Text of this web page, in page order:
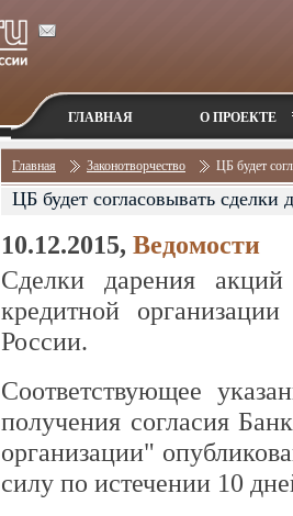
ГЛАВНАЯ О ПРОЕКТЕ
Главная Законотворчество ЦБ будет
ЦБ будет согласовывать сделки
10.12.2015, Ведомости
Сделки дарения
кредитной
России.
Соответствующее
получения согласия
организации"
силу по истечении 10